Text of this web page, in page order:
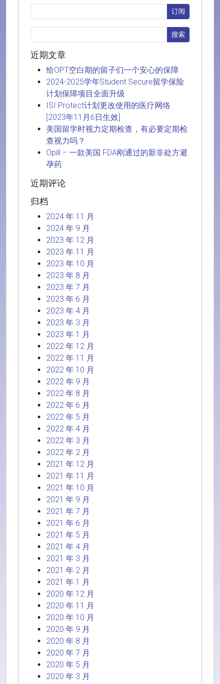
近期文章
给OPT空白期的留子们一个安心的保障
2024-2025学年Student Secure留学保险
计划保障项目全面升级
ISI Protect计划更改使用的医疗网络
[2023年11月6日生效]
美国留学时视力定期检查，有必要定期检
查视力吗？
Opill – 一款美国 FDA刚通过的新非处方避
孕药
近期评论
归档
2024 年 11 月
2024 年 9 月
2023 年 12 月
2023 年 11 月
2023 年 10 月
2023 年 8 月
2023 年 7 月
2023 年 6 月
2023 年 4 月
2023 年 3 月
2023 年 1 月
2022 年 12 月
2022 年 11 月
2022 年 10 月
2022 年 9 月
2022 年 8 月
2022 年 6 月
2022 年 5 月
2022 年 4 月
2022 年 3 月
2022 年 2 月
2021 年 12 月
2021 年 11 月
2021 年 10 月
2021 年 9 月
2021 年 7 月
2021 年 6 月
2021 年 5 月
2021 年 4 月
2021 年 3 月
2021 年 2 月
2021 年 1 月
2020 年 12 月
2020 年 11 月
2020 年 10 月
2020 年 9 月
2020 年 8 月
2020 年 7 月
2020 年 5 月
2020 年 3 月